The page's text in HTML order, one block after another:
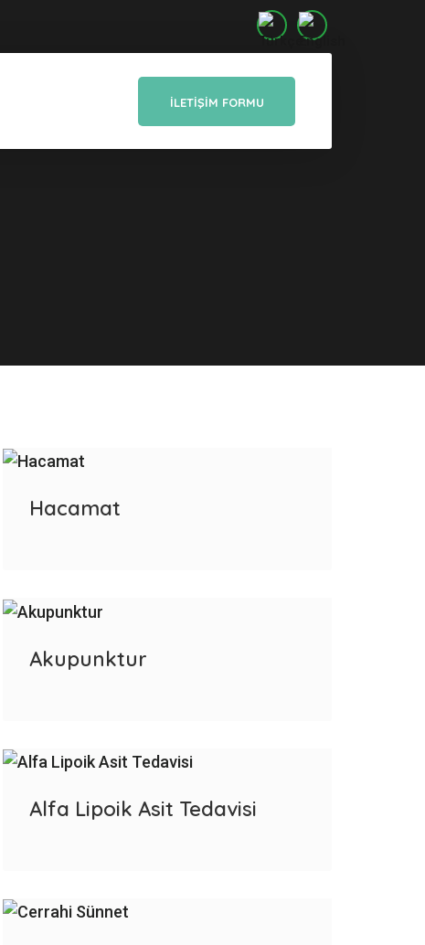
İLETIŞIM FORMU
Hacamat
Akupunktur
Alfa Lipoik Asit Tedavisi